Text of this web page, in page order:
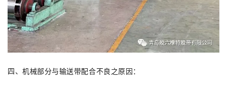
四、机械部分与输送带配合不良之原因：